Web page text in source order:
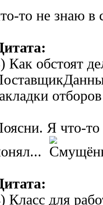
то не знаю
Как обстоят
отборов
Я что-то
Класс для